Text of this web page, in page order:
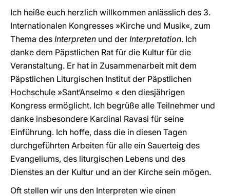
Ich heiße euch herzlich willkommen anlässlich des 3.
Internationalen Kongresses »Kirche und Musik«, zum
Thema des Interpreten und der Interpretation. Ich
danke dem Päpstlichen Rat für die Kultur für die
Veranstaltung. Er hat in Zusammenarbeit mit dem
Päpstlichen Liturgischen Institut der Päpstlichen
Hochschule »Sant‘Anselmo « den diesjährigen
Kongress ermöglicht. Ich begrüße alle Teilnehmer und
danke insbesondere Kardinal Ravasi für seine
Einführung. Ich hoffe, dass die in diesen Tagen
durchgeführten Arbeiten für alle ein Sauerteig des
Evangeliums, des liturgischen Lebens und des
Dienstes an der Kultur und an der Kirche sein mögen.
Oft stellen wir uns den Interpreten wie einen